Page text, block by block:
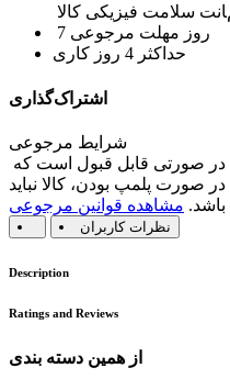
سلامت فیزیکی کالا
7 روز مهلت مرجوعی
حداکثر 4 روز کاری
اشتراک‌گذاری
شرایط مرجوعی
صورت پلمپ بودن، کالا نباید
باشد. مشاهده قوانین مرجوعی
نظرات کاربران
Description
Ratings and Reviews
از همین دسته بندی